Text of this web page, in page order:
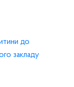
до
закладу